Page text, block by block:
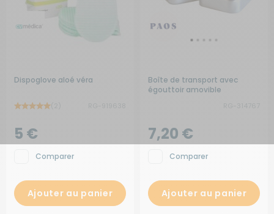
Dispoglove aloé véra
5 €
Comparer
Ajouter au panier
Boîte de transport avec
égouttoir amovible
7,20 €
Comparer
Ajouter au panier